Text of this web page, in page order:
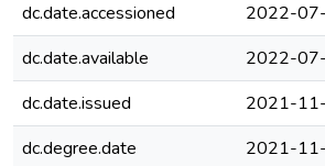
dc.date.accessioned
2022-
dc.date.available
2022-
dc.date.issued
2021-
dc.degree.date
2021-